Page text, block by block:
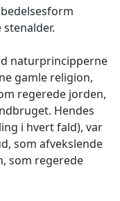
naturprincipperne
gamle religion,
regerede jorden,
Hendes
i hvert fald), var
som afvekslende
som regerede